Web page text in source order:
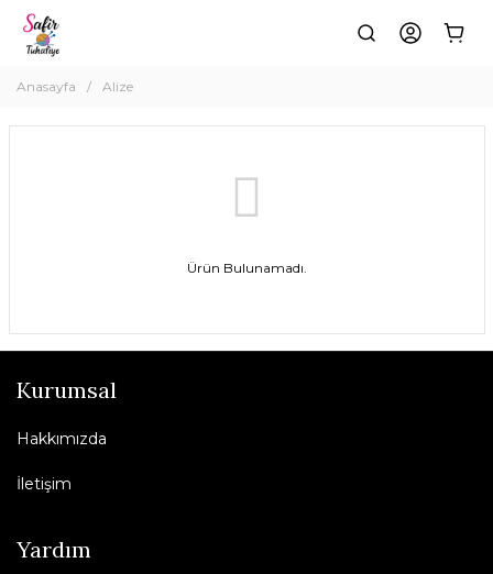
Anasayfa Alize
Ürün Bulunamadı.
Kurumsal
Hakkımızda
İletişim
Yardım